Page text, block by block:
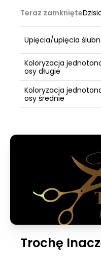
Teraz zamknięte
Upięcia/upięcia
Koloryzacja
osy długie
Koloryzacja
osy średnie
Trochę